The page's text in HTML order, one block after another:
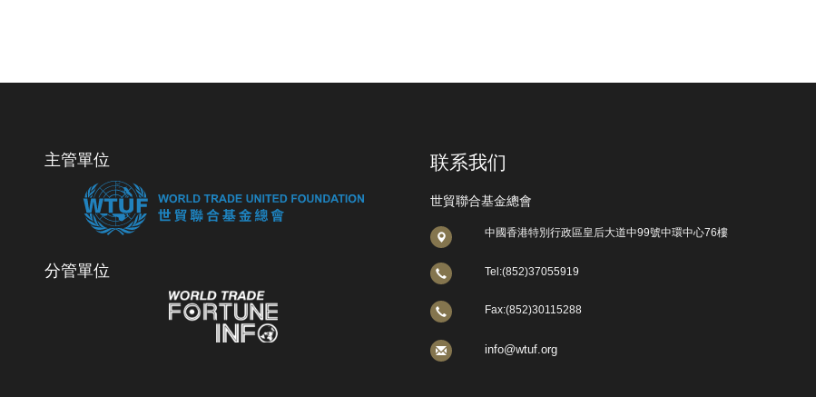
主管單位
分管單位
联系我们
世貿聯合基金總會
中國香港特別行政區皇后大道中99號中環中心76樓
Tel:(852)37055919
Fax:(852)30115288
info@wtuf.org